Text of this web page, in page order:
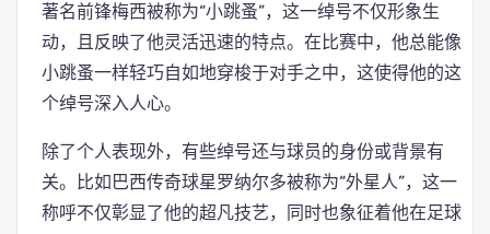
著名前锋梅西被称为“小跳蚤”，这一绰号不仅形象生
动，且反映了他灵活迅速的特点。在比赛中，他总能像
小跳蚤一样轻巧自如地穿梭于对手之中，这使得他的这
个绰号深入人心。
除了个人表现外，有些绰号还与球员的身份或背景有
关。比如巴西传奇球星罗纳尔多被称为“外星人”，这一
称呼不仅彰显了他的超凡技艺，同时也象征着他在足球